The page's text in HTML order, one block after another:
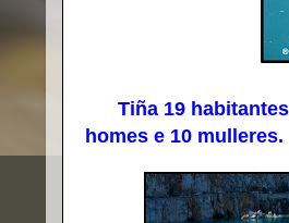
Tiña 19 habitantes
homes e 10 mulleres.